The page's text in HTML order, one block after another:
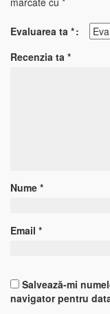
Evaluarea ta *
Recenzia ta *
Nume *
Email *
Salvează-mi
navigator pentru